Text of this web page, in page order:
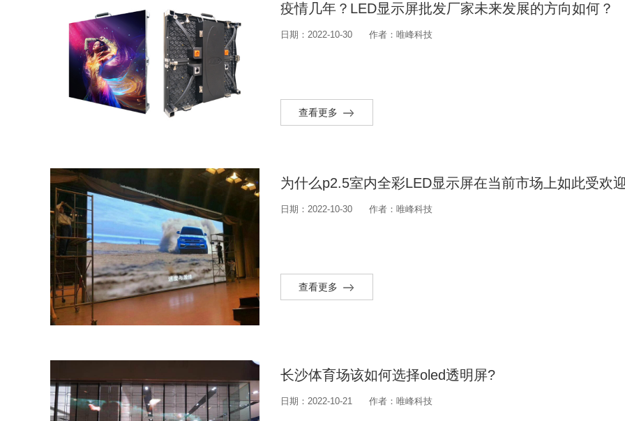
疫情几年？LED显示屏批发厂家未来发展的方向如何？
日期：2022-10-30 作者：唯峰科技
查看更多
为什么p2.5室内全彩LED显示屏在当前市场上如此受欢
日期：2022-10-30 作者：唯峰科技
查看更多
长沙体育场该如何选择oled透明屏?
日期：2022-10-21 作者：唯峰科技